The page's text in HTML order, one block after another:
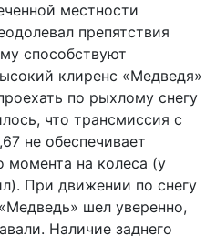
местности
препятствия
способствуют
клиренс «Медведя»
по рыхлому снегу
что трансмиссия с
не обеспечивает
момента на колеса (у
При движении по снегу
шел уверенно,
Наличие заднего